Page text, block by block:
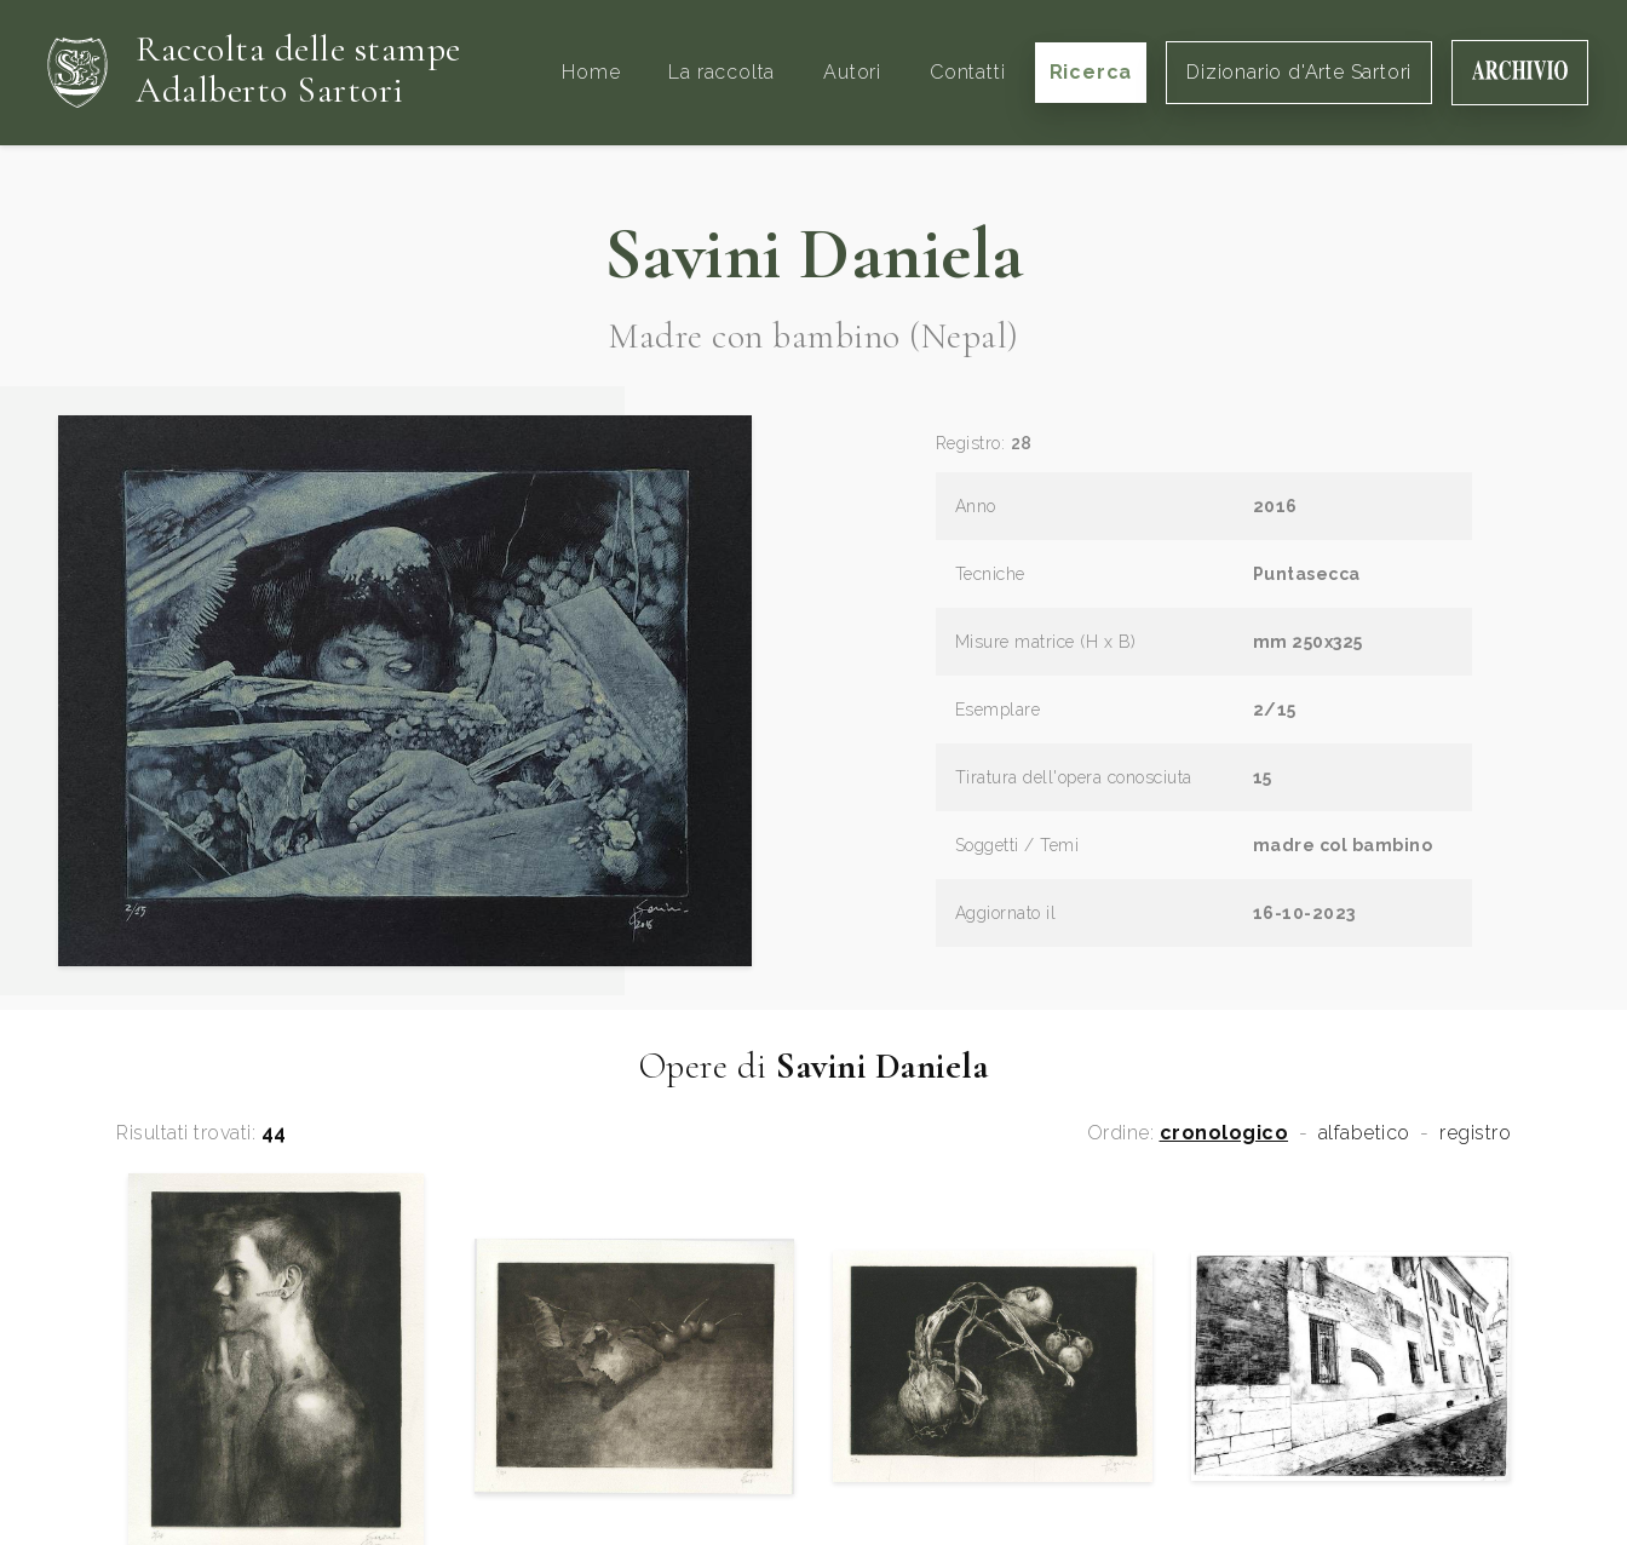
Raccolta delle stampe
Adalberto Sartori
Home La raccolta Autori Contatti Ricerca Dizionario d'Arte Sartori
Savini Daniela
Madre con bambino (Nepal)
Registro: 28
Anno 2016
Tecniche Puntasecca
Misure matrice (H x B) mm 250x325
Esemplare 2/15
Tiratura dell'opera conosciuta 15
Soggetti / Temi madre col bambino
Aggiornato il 16-10-2023
Opere di Savini Daniela
Risultati trovati: 44 Ordine: cronologico - alfabetico - registro